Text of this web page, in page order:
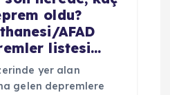
oldu?
AFAD
listesi…
yer alan
gelen depremlere